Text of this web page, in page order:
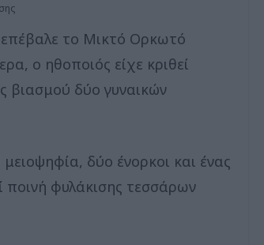
επέβαλε το Μικτό Ορκωτό
ο ηθοποιός είχε κριθεί
βιασμού δύο γυναικών
δύο ένορκοι και ένας
ποινή φυλάκισης τεσσάρων